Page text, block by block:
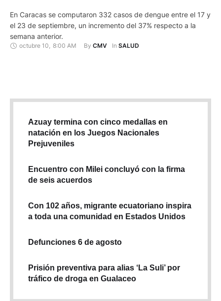
En Caracas se computaron 332 casos de dengue entre el 17 y
el 23 de septiembre, un incremento del 37% respecto a la
semana anterior.
octubre 10 8:00 AM By CMV In SALUD
Azuay termina con cinco medallas en
natación en los Juegos Nacionales
Prejuveniles
Encuentro con Milei concluyó con la firma
de seis acuerdos
Con 102 años, migrante ecuatoriano inspira
a toda una comunidad en Estados Unidos
Defunciones 6 de agosto
Prisión preventiva para alias ‘La Suli’ por
tráfico de droga en Gualaceo